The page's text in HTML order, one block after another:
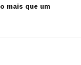
mais que um